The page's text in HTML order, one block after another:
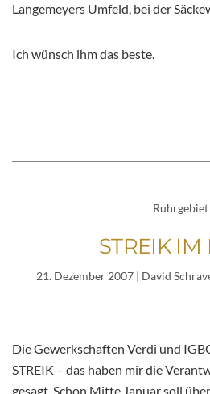
Langemeyers Umfeld, bei der
Ich wünsch ihm das beste.
Ruhrgebiet
STREIK IM
21. Dezember 2007| David
Die Gewerkschaften Verdi und
STREIK – das haben mir die
gesagt. Schon Mitte Januar soll